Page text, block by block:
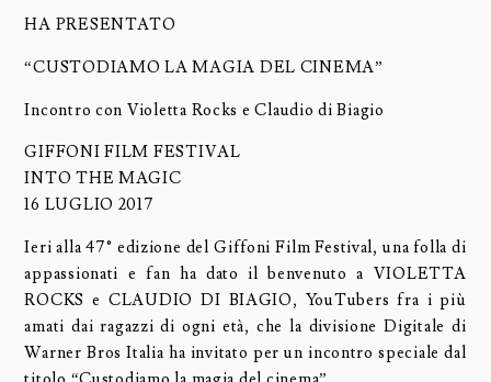
HA PRESENTATO
“CUSTODIAMO LA MAGIA DEL CINEMA”
Incontro con Violetta Rocks e Claudio di Biagio
GIFFONI FILM FESTIVAL
INTO THE MAGIC
16 LUGLIO 2017
Ieri alla 47° edizione del Giffoni Film Festival, una folla di
appassionati e fan ha dato il benvenuto a VIOLETTA
ROCKS e CLAUDIO DI BIAGIO, YouTubers fra i più
amati dai ragazzi di ogni età, che la divisione Digitale di
Warner Bros Italia ha invitato per un incontro speciale dal